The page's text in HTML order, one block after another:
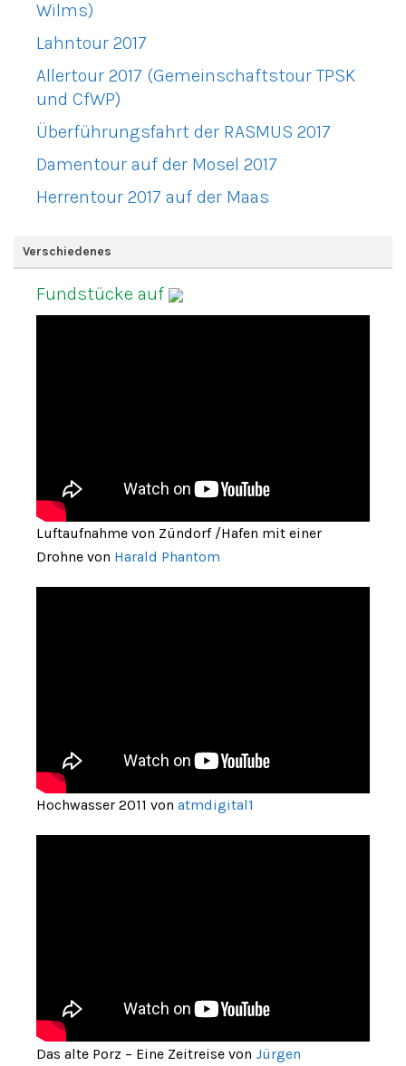
Wilms)
Lahntour 2017
Allertour 2017 (Gemeinschaftstour TPSK
und CfWP)
Überführungsfahrt der RASMUS 2017
Damentour auf der Mosel 2017
Herrentour 2017 auf der Maas
Verschiedenes
Fundstücke auf
Luftaufnahme von Zündorf /Hafen mit einer
Drohne von Harald Phantom
Hochwasser 2011 von atmdigital1
Das alte Porz – Eine Zeitreise von Jürgen